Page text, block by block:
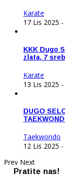
Karate
17 Lis 2025 -
KKK Dugo
zlata, 7
Karate
13 Lis 2025 -
DUGO
Taekwondo
12 Lis 2025 -
Prev Next
Pratite nas!